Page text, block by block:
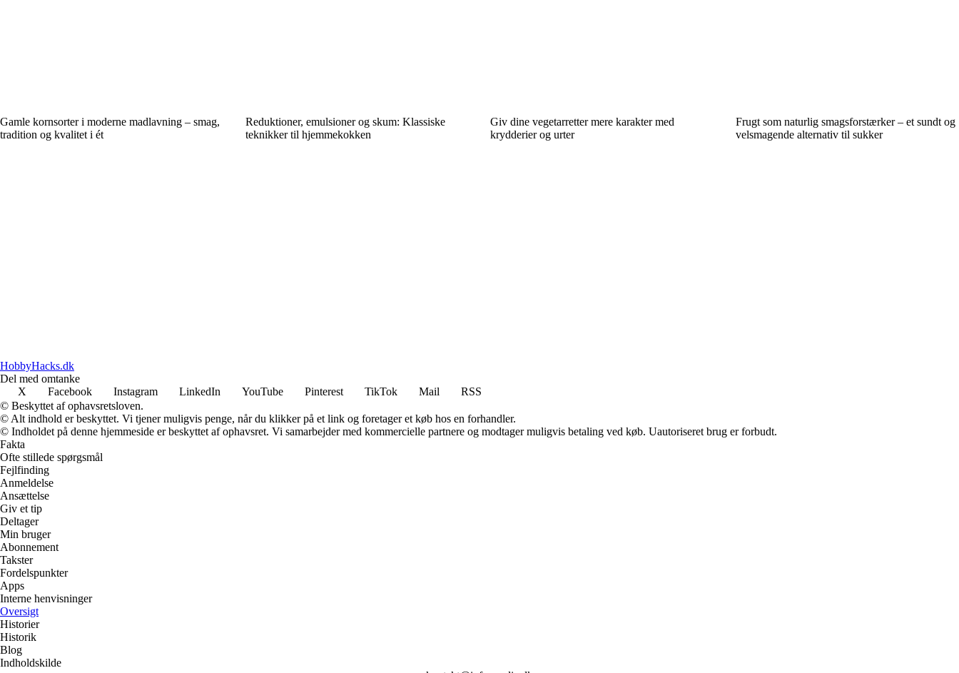
Gamle kornsorter i moderne madlavning – smag,
tradition og kvalitet i ét
Reduktioner, emulsioner og skum: Klassiske
teknikker til hjemmekokken
Giv dine vegetarretter mere karakter med
krydderier og urter
Frugt som naturlig smagsforstærker – et sundt og
velsmagende alternativ til sukker
HobbyHacks.dk
Del med omtanke
X
Facebook Instagram LinkedIn YouTube Pinterest TikTok Mail
RSS
© Beskyttet af ophavsretsloven.
© Alt indhold er beskyttet. Vi tjener muligvis penge, når du klikker på et link og foretager et køb hos en forhandler.
© Indholdet på denne hjemmeside er beskyttet af ophavsret. Vi samarbejder med kommercielle partnere og modtager muligvis betaling ved køb. Uautoriseret brug er forbudt.
Fakta
Ofte stillede spørgsmål
Fejlfinding
Anmeldelse
Ansættelse
Giv et tip
Deltager
Min bruger
Abonnement
Takster
Fordelspunkter
Apps
Interne henvisninger
Oversigt
Historier
Historik
Blog
Indholdskilde